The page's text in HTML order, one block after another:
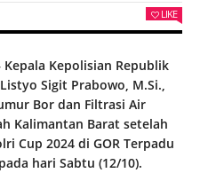
LIKE
Kepala Kepolisian Republik
Sigit Prabowo, M.Si.,
Bor dan Filtrasi Air
Kalimantan Barat setelah
Cup 2024 di GOR Terpadu
hari Sabtu (12/10).